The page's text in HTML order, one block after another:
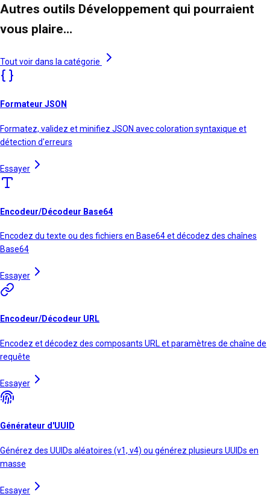
Autres outils Développement qui pourraient
vous plaire…
Tout voir dans la catégorie
Formateur JSON
Formatez, validez et minifiez JSON avec coloration syntaxique et
détection d'erreurs
Essayer
Encodeur/Décodeur Base64
Encodez du texte ou des fichiers en Base64 et décodez des chaînes
Base64
Essayer
Encodeur/Décodeur URL
Encodez et décodez des composants URL et paramètres de chaîne de
requête
Essayer
Générateur d'UUID
Générez des UUIDs aléatoires (v1, v4) ou générez plusieurs UUIDs en
masse
Essayer